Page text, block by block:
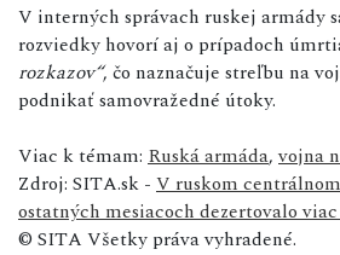
V interných správach ruskej armády
rozviedky hovorí aj o prípadoch
rozkazov“, čo naznačuje streľbu na
podnikať samovražedné útoky.
Viac k témam: Ruská armáda,vojna
Zdroj: SITA.sk - V ruskom
ostatných mesiacoch dezertovalo
© SITA Všetky práva vyhradené.